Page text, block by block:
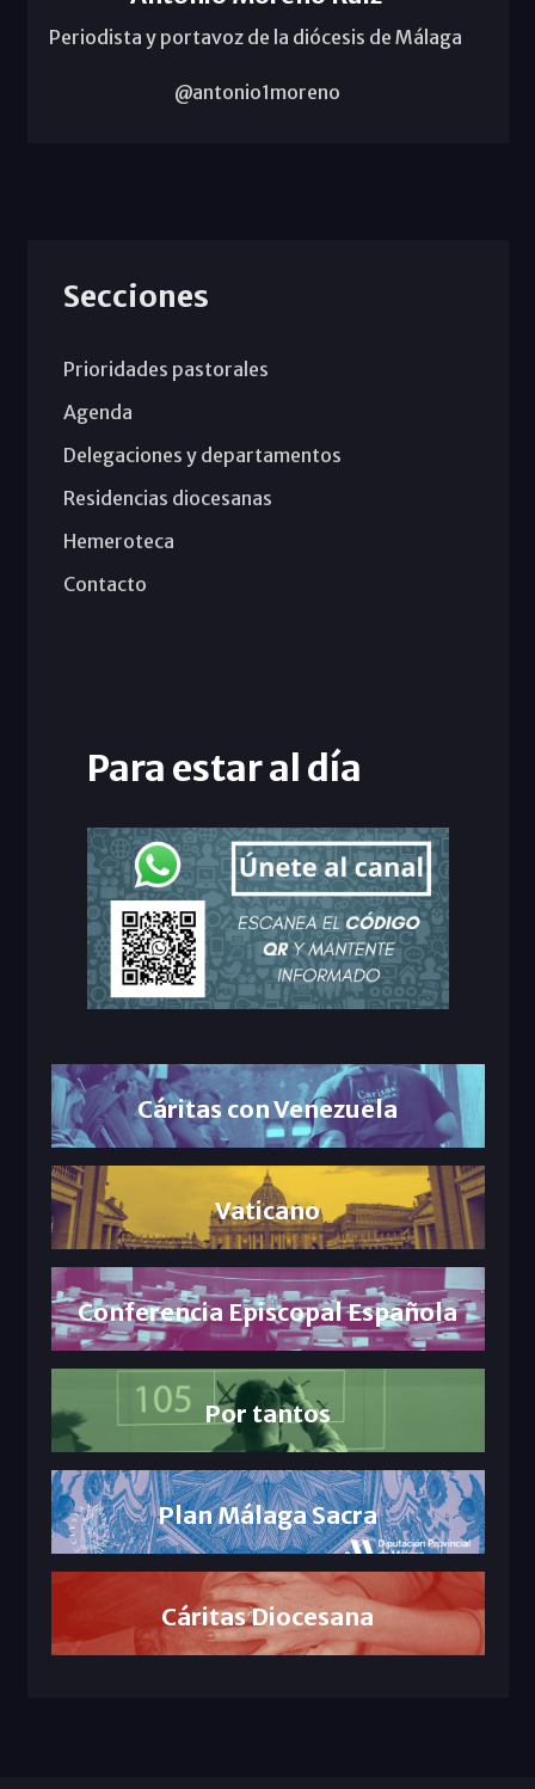
Periodista y portavoz de la diócesis de Málaga
@antonio1moreno
Secciones
Prioridades pastorales
Agenda
Delegaciones y departamentos
Residencias diocesanas
Hemeroteca
Contacto
Para estar al día
Cáritas con Venezuela
Vaticano
Conferencia Episcopal Española
Por tantos
Plan Málaga Sacra
Cáritas Diocesana